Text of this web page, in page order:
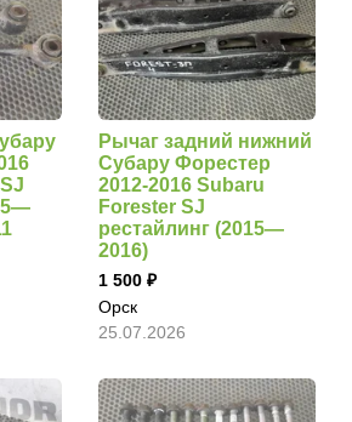
Рычаг задний нижний
Субару Форестер
2012-2016 Subaru
Forester SJ
рестайлинг (2015—
2016)
1 500
Орск
25.07.2026